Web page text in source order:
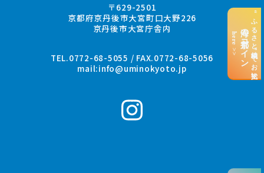
“ふるさと納税”でお支払い
海の京都コイン
here >>
〒629-2501
京都府京丹後市大宮町口大野226
京丹後市大宮庁舎内
TEL.0772-68-5055 / FAX.0772-68-5056
mail:info@uminokyoto.jp